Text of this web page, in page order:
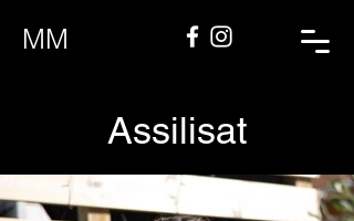
MM
Assilisat